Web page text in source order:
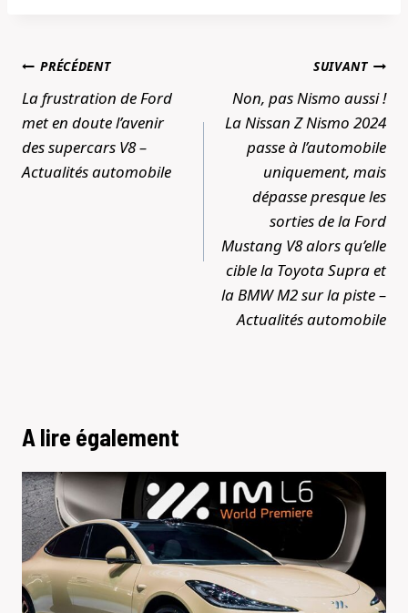
Navigation
de
l’article
PRÉCÉDENT
La frustration de Ford
met en doute l’avenir
des supercars V8 –
Actualités automobile
SUIVANT
Non, pas Nismo aussi !
La Nissan Z Nismo 2024
passe à l’automobile
uniquement, mais
dépasse presque les
sorties de la Ford
Mustang V8 alors qu’elle
cible la Toyota Supra et
la BMW M2 sur la piste –
Actualités automobile
A lire également